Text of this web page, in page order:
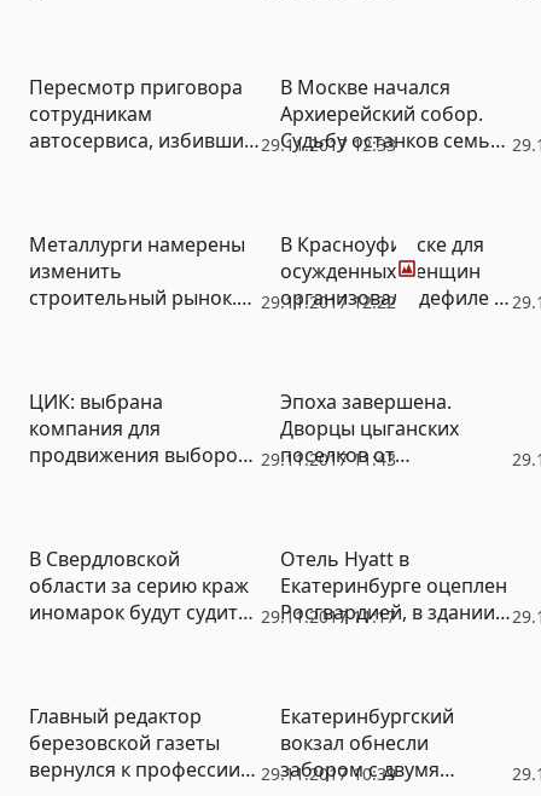
29.11.2017 12:33
Пересмотр приговора
сотрудникам
автосервиса, избившим
В Москве начался
Архиерейский собор.
Судьбу останков семьи
29.11.2017 12:22
Металлурги намерены
изменить
строительный рынок.
(ФОТО)
Фото
В Красноуфимске для
осужденных женщин
организовали дефиле в
29.11.2017 11:43
ЦИК: выбрана
компания для
продвижения выборов
Эпоха завершена.
Дворцы цыганских
поселков от
(ВИДЕО)
29.11.2017 11:17
В Свердловской
области за серию краж
иномарок будут судить
Отель Hyatt в
Екатеринбурге оцеплен
Росгвардией, в здании
29.11.2017 10:39
Главный редактор
березовской газеты
вернулся к профессии
Екатеринбургский
вокзал обнесли
забором с двумя